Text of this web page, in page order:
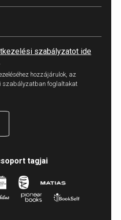
szabályzatot ide
hozzájárulok, az
foglaltakat
tagjai